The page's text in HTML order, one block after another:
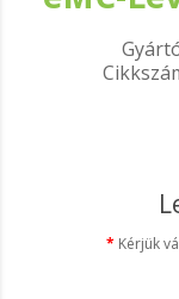
Kérjük